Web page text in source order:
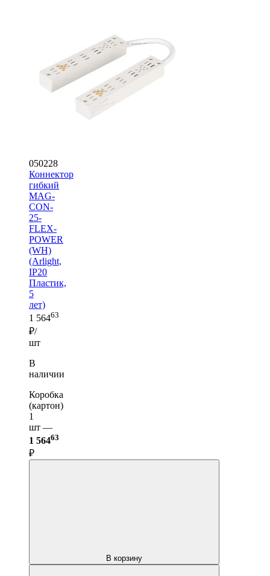
050228
Коннектор
гибкий
MAG-
CON-
25-
FLEX-
POWER
(WH)
(Arlight,
IP20
Пластик,
5
лет)
1 56463
₽/
шт
В
наличии
Коробка
(картон)
1
шт —
1 56463
₽
В корзину